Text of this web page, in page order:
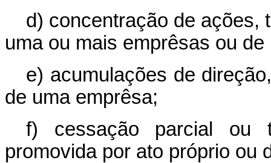
d) concentração de ações,
uma ou mais emprêsas ou
e) acumulações de
de uma emprêsa;
f) cessação parcial ou
promovida por ato próprio ou